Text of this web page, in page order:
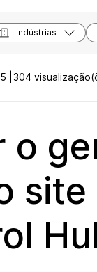
Indústrias
| 304
o